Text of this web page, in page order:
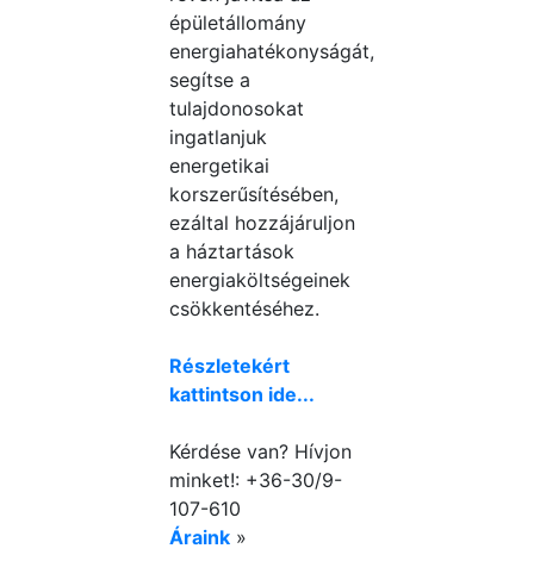
épületállomány
energiahatékonyságát,
segítse a
tulajdonosokat
ingatlanjuk
energetikai
korszerűsítésében,
ezáltal hozzájáruljon
a háztartások
energiaköltségeinek
csökkentéséhez.
Részletekért
kattintson ide...
Kérdése van? Hívjon
minket!: +36-30/9-
107-610
Áraink »